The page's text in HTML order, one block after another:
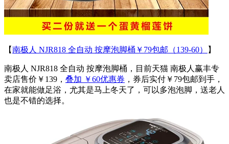
【南极人 NJR818 全自动 按摩泡脚桶￥79包邮（139-60） 】
南极人 NJR818 全自动 按摩泡脚桶，目前天猫 南极人赢丰专
卖店售价￥139， 叠加 ￥60优惠券 ，券后实付￥79包邮到手，
在家就能做足浴，尤其是马上冬天了，可以多泡泡脚，送老人
也是不错的选择。